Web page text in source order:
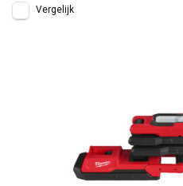
Vergelijk